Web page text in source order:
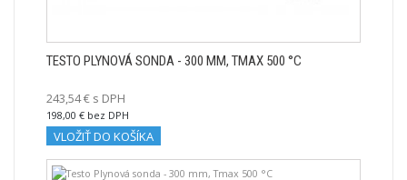
TESTO PLYNOVÁ SONDA - 300 MM, TMAX 500 °C
243,54 € s DPH
198,00 € bez DPH
VLOŽIŤ DO KOŠÍKA